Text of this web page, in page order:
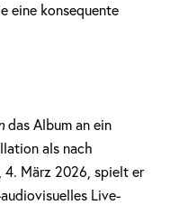
eine konsequente
das Album an ein
als nach
März 2026, spielt er
Live-